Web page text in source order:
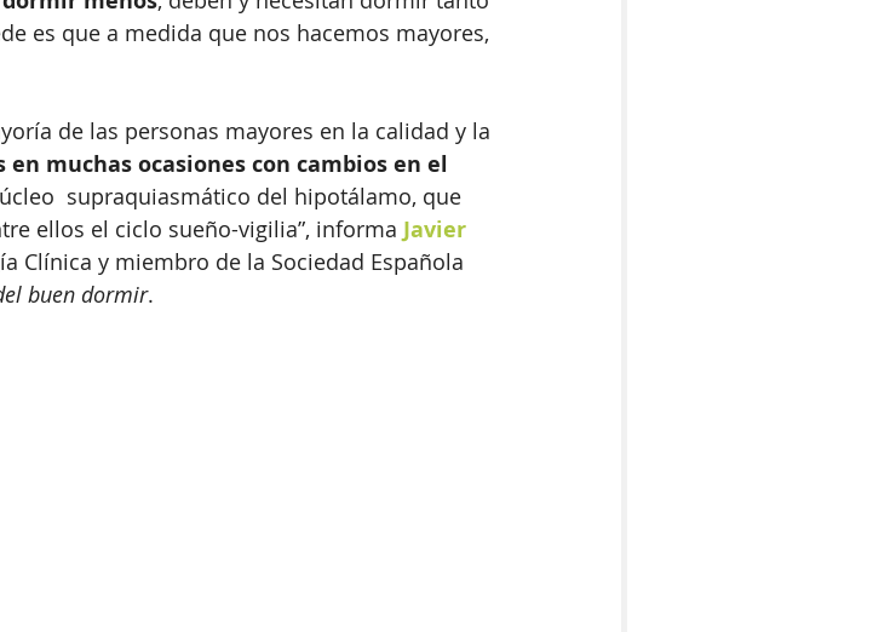
es que a medida que nos hacemos mayores,
de las personas mayores en la calidad y la
muchas ocasiones con cambios en el
supraquiasmático del hipotálamo, que
ellos el ciclo sueño-vigilia”, informa Javier
Clínica y miembro de la Sociedad Española
buen dormir.